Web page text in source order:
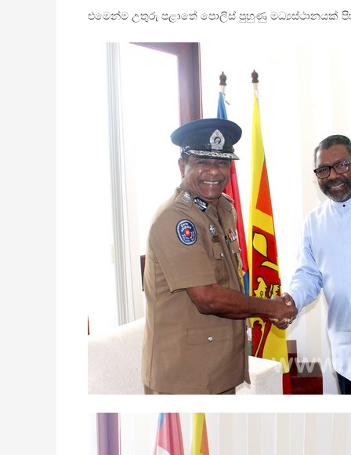
එමෙන්ම උතුරු පළාතේ පොලිස් පුහුණු මධ්‍යස්ථානයක්